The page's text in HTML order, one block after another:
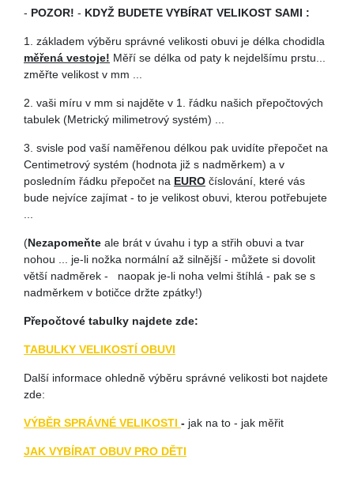
- POZOR! - KDYŽ BUDETE VYBÍRAT VELIKOST SAMI :
1. základem výběru správné velikosti obuvi je délka chodidla
měřená vestoje! Měří se délka od paty k nejdelšímu prstu...
změřte velikost v mm ...
2. vaši míru v mm si najděte v 1. řádku našich přepočtových
tabulek (Metrický milimetrový systém) ...
3. svisle pod vaší naměřenou délkou pak uvidíte přepočet na
Centimetrový systém (hodnota již s nadměrkem) a v
posledním řádku přepočet na EURO číslování, které vás
bude nejvíce zajímat - to je velikost obuvi, kterou potřebujete
(Nezapomeňte ale brát v úvahu i typ a střih obuvi a tvar
nohou ... je-li nožka normální až silnější - můžete si dovolit
větší nadměrek - naopak je-li noha velmi štíhlá - pak se s
nadměrkem v botičce držte zpátky!)
Přepočtové tabulky najdete zde:
TABULKY VELIKOSTÍ OBUVI
Další informace ohledně výběru správné velikosti bot najdete
zde:
VÝBĚR SPRÁVNÉ VELIKOSTI - jak na to - jak měřit
JAK VYBÍRAT OBUV PRO DĚTI